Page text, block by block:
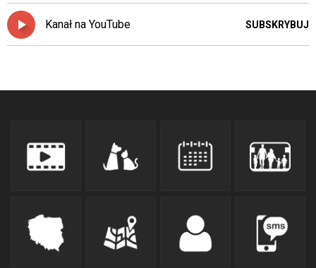
Kanał na YouTube SUBSKRYBUJ